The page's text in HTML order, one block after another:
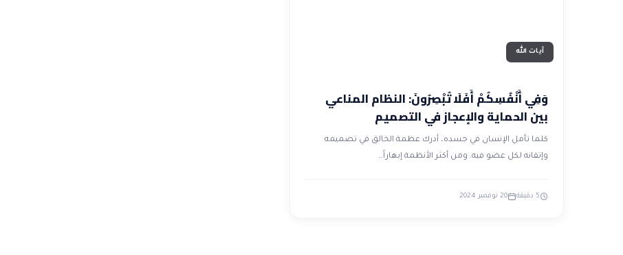
آيات الله
وَفِي أَنْفُسِكُمْ أَفَلَا تُبْصِرُونَ: النظام المناعي
بين الحماية والإعجاز في التصميم
كلما تأمل الإنسان في جسده، أدرك عظمة الخالق في تصميمه
وإتقانه لكل عضو فيه. ومن أكثر الأنظمة إبهاراً…
5 دقيقة 20 نوفمبر 2024